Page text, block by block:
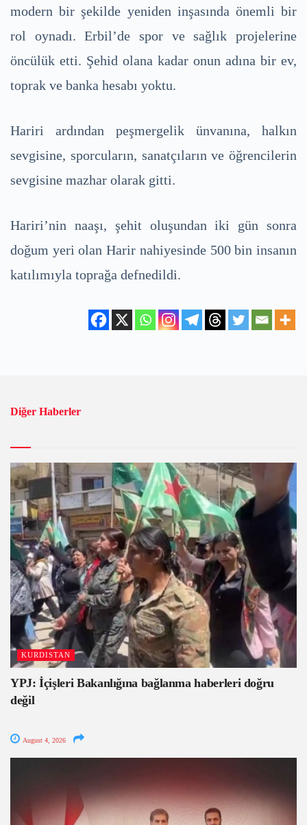
modern bir şekilde yeniden inşasında önemli bir
rol oynadı. Erbil’de spor ve sağlık projelerine
öncülük etti. Şehid olana kadar onun adına bir ev,
toprak ve banka hesabı yoktu.
Hariri ardından peşmergelik ünvanına, halkın
sevgisine, sporcuların, sanatçıların ve öğrencilerin
sevgisine mazhar olarak gitti.
Hariri’nin naaşı, şehit oluşundan iki gün sonra
doğum yeri olan Harir nahiyesinde 500 bin insanın
katılımıyla toprağa defnedildi.
Diğer Haberler
KURDISTAN
YPJ: İçişleri Bakanlığına bağlanma haberleri doğru
değil
August 4, 2026